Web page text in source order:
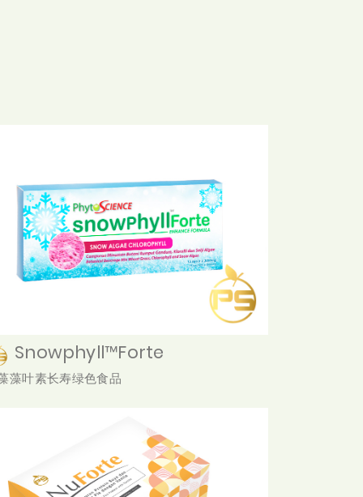
Snowphyll™Forte
藻叶素长寿绿色食品